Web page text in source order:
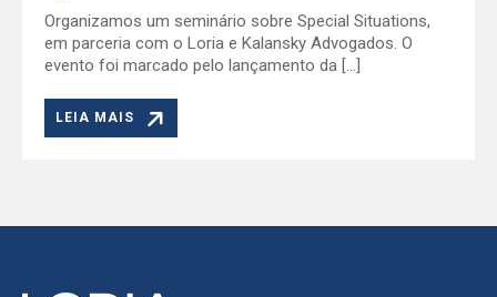
Organizamos um seminário sobre Special Situations,
em parceria com o Loria e Kalansky Advogados. O
evento foi marcado pelo lançamento da […]
LEIA MAIS